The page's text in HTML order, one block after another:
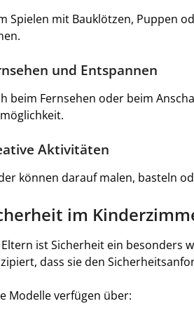
Spielen mit Bauklötzen, Puppen
und Entspannen
beim Fernsehen oder beim
Aktivitäten
können darauf malen, basteln
im
ist Sicherheit ein besonders
dass sie den
Modelle verfügen über: